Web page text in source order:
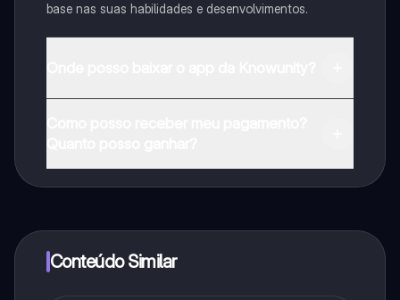
base nas suas habilidades e desenvolvimentos.
Conteúdo Similar